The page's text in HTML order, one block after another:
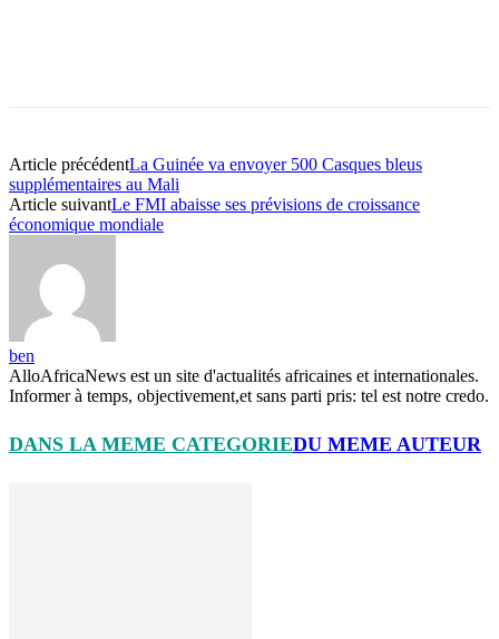
Article précédentLa Guinée va envoyer 500 Casques bleus
supplémentaires au Mali
Article suivantLe FMI abaisse ses prévisions de croissance
économique mondiale
ben
AlloAfricaNews est un site d'actualités africaines et internationales.
Informer à temps, objectivement,et sans parti pris: tel est notre credo.
DANS LA MEME CATEGORIEDU MEME AUTEUR